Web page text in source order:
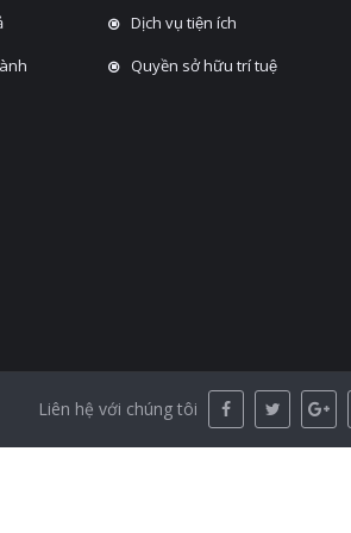
Dịch vụ tiện ích
Quyền sở hữu trí tuệ
Liên hệ với chúng tôi